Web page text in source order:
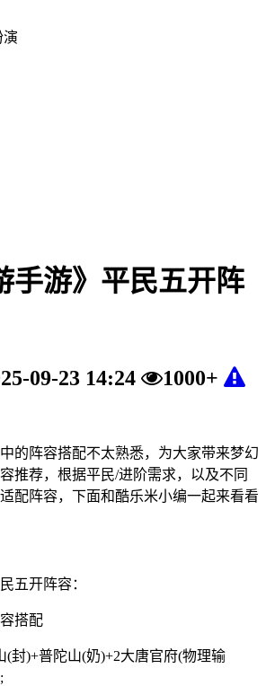
演
手游》平民五开阵
09-23 14:24
1000+
的阵容搭配不太熟悉，为大家带来梦幻
推荐，根据平民/进阶需求，以及不同
配阵容，下面和酷乐米小编一起来看看
五开阵容：
搭配
(封)+普陀山(奶)+2大唐官府(物理输